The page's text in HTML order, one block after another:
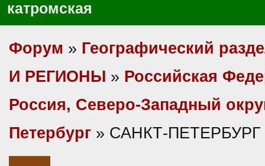
катромская
Форум » Географический
И РЕГИОНЫ » Российская
Россия, Северо-Западный
Петербург » САНКТ-ПЕТЕРБУРГ